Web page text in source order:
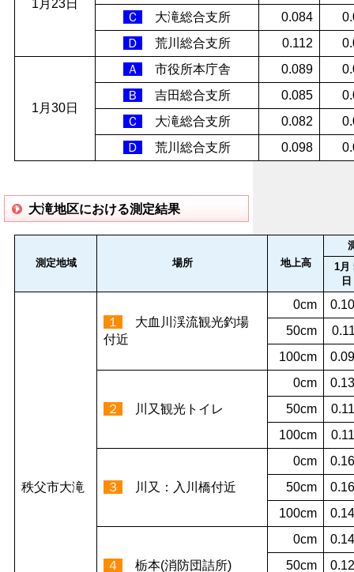
1月23日
Ｃ
大滝総合支所 0.084
Ｄ
荒川総合支所 0.112
1月30日
Ａ 市役所本庁舎 0.089
Ｂ
吉田総合支所 0.085
Ｃ
大滝総合支所 0.082
Ｄ
荒川総合支所 0.098
大滝地区における測定結果
測定地域 場所 地上高
1月
日
秩父市大滝
１
大血川渓流観光釣場
付近
0cm
50cm
100cm
２ 川又観光トイレ
0cm
50cm
100cm
３ 川又：入川橋付近
0cm
50cm
100cm
４ 栃本(消防団詰所)
0cm
50cm